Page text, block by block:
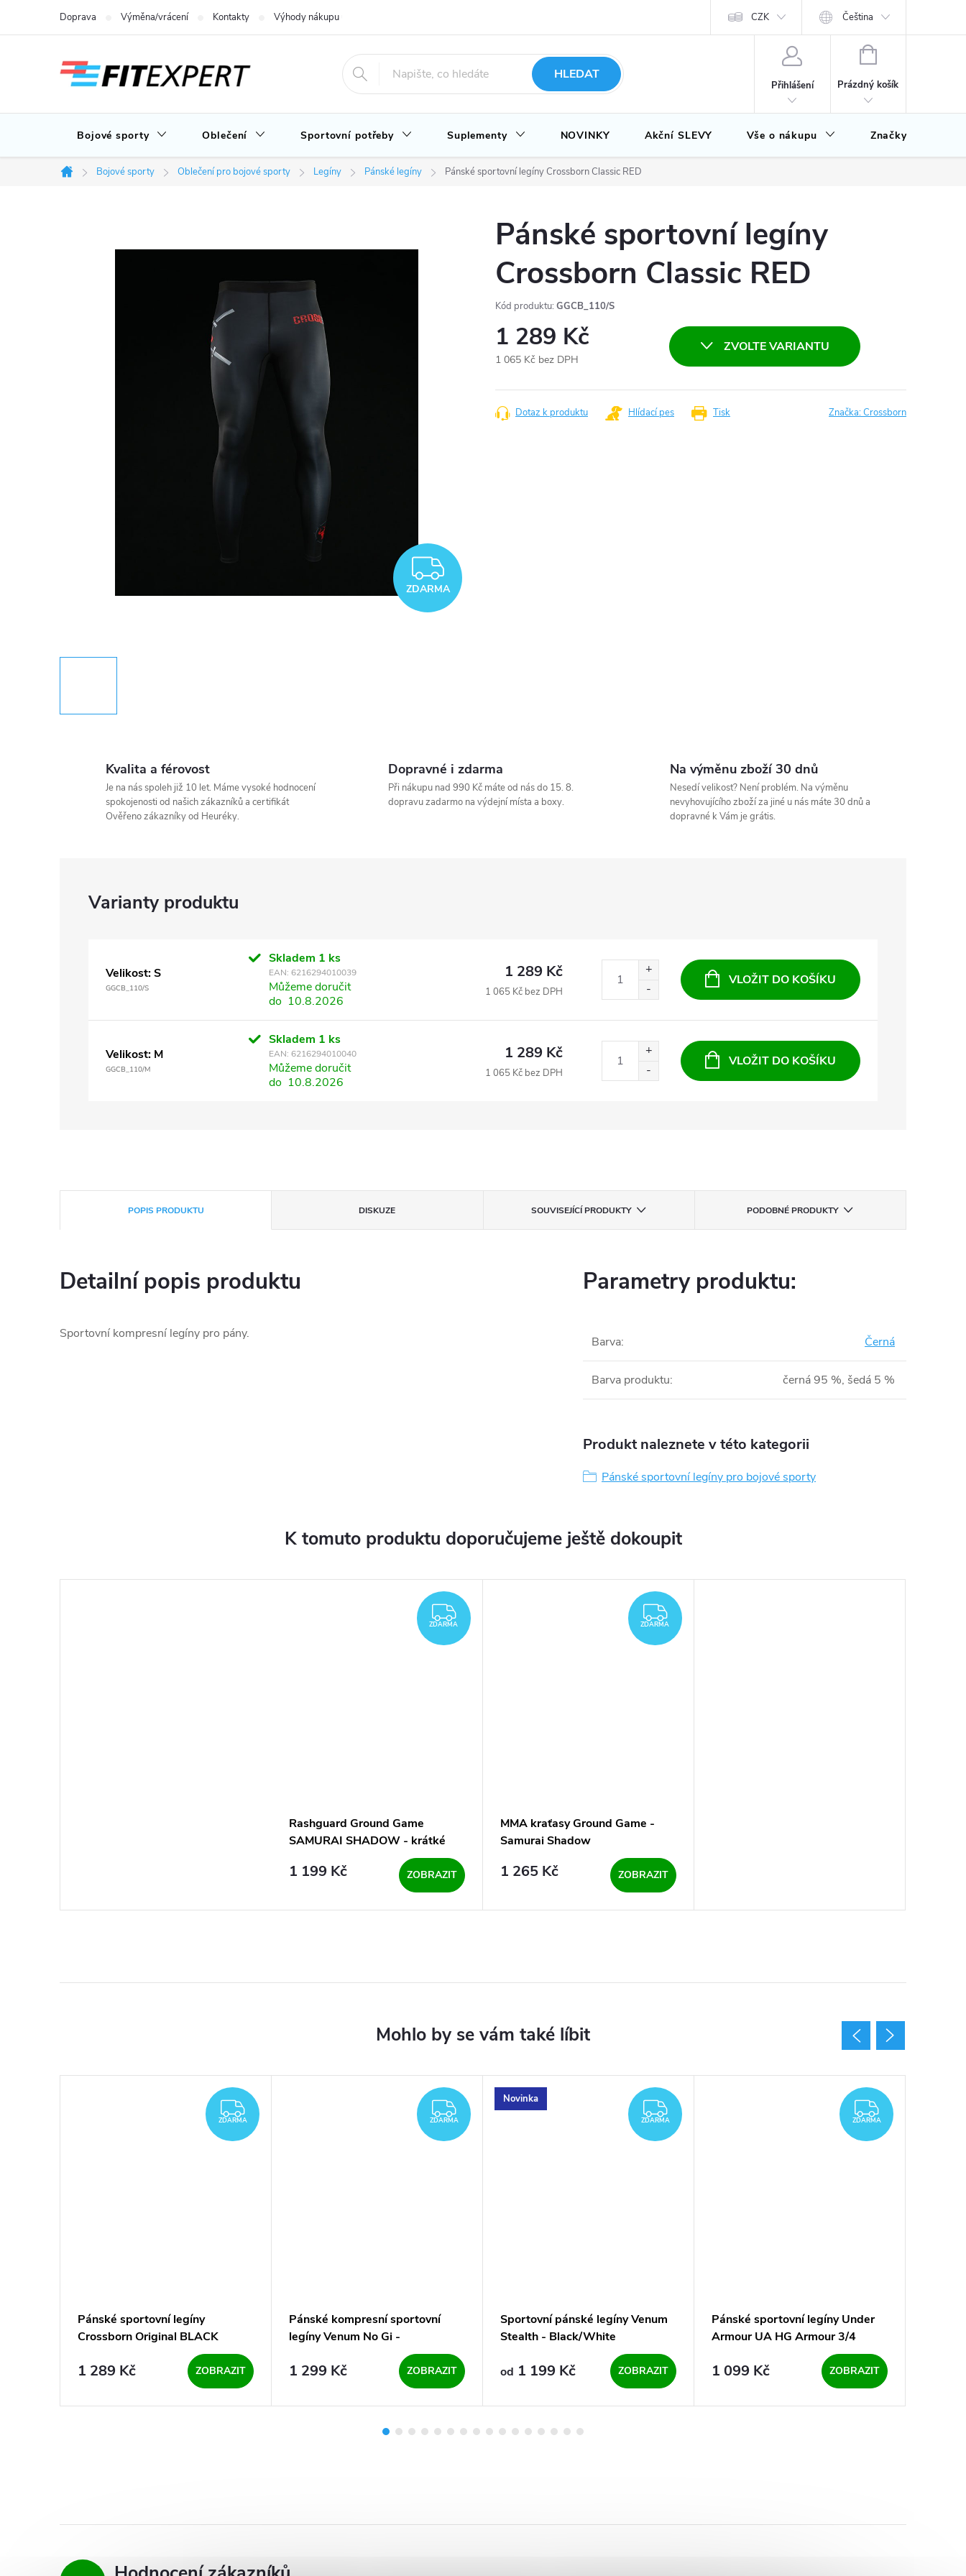
Doprava Výměna/vrácení Kontakty Výhody nákupu u nás CZK Čeština
HLEDAT
Přihlášení
NÁKUPNÍ
Prázdný košík
Bojové sporty Oblečení Sportovní potřeby Suplementy NOVINKY Akční SLEVY Vše o nákupu Značky
Domů
Bojové sporty Oblečení pro bojové sporty Legíny Pánské legíny Pánské sportovní legíny Crossborn Classic RED
ZDARMA
ZDARMA
Pánské sportovní legíny
Crossborn Classic RED
Kód produktu: GGCB_110/S
1 289 Kč
1 065 Kč bez DPH
cena:
ZVOLTE VARIANTU
Tisk
Dotaz k produktu Hlídací pes Značka:Crossborn
Kvalita a férovost
Je na nás spoleh již 10 let. Máme vysoké hodnocení
spokojenosti od našich zákazníků a certifikát
Ověřeno zákazníky od Heuréky.
Dopravné i zdarma
Při nákupu nad 990 Kč máte od nás do 15. 8.
dopravu zadarmo na výdejní místa a boxy.
Na výměnu zboží 30 dnů
Nesedí velikost? Není problém. Na výměnu
nevyhovujícího zboží za jiné u nás máte 30 dnů a
dopravné k Vám je grátis.
Velikost: S
GGCB_110/S
Skladem 1 ks
EAN: 6216294010039
Můžeme doručit
do 10.8.2026
1 289 Kč
1 065 Kč bez DPH
VLOŽIT DO KOŠÍKU
Velikost: M
GGCB_110/M
Skladem 1 ks
EAN: 6216294010040
Můžeme doručit
do 10.8.2026
1 289 Kč
1 065 Kč bez DPH
VLOŽIT DO KOŠÍKU
POPIS PRODUKTU DISKUZE SOUVISEJÍCÍ PRODUKTY PODOBNÉ PRODUKTY
Detailní popis produktu
Sportovní kompresní legíny pro pány.
Parametry produktu:
Barva: Černá
Barva produktu: černá 95 %, šedá 5 %
Produkt naleznete v této kategorii
Pánské sportovní legíny pro bojové sporty
K tomuto produktu doporučujeme ještě dokoupit
ZDARMA
ZDARMA
Rashguard Ground Game
SAMURAI SHADOW - krátké
1 199 Kč ZOBRAZIT
ZDARMA
ZDARMA
MMA kraťasy Ground Game -
Samurai Shadow
1 265 Kč ZOBRAZIT
ZDARMA
ZDARMA
Pánské sportovní legíny
Crossborn Original BLACK
1 289 Kč ZOBRAZIT
ZDARMA
ZDARMA
Pánské kompresní sportovní
legíny Venum No Gi -
1 299 Kč ZOBRAZIT
Novinka
ZDARMA
ZDARMA
Sportovní pánské legíny Venum
Stealth - Black/White
od 1 199 Kč ZOBRAZIT
ZDARMA
ZDARMA
Pánské sportovní legíny Under
Armour UA HG Armour 3/4
1 099 Kč ZOBRAZIT